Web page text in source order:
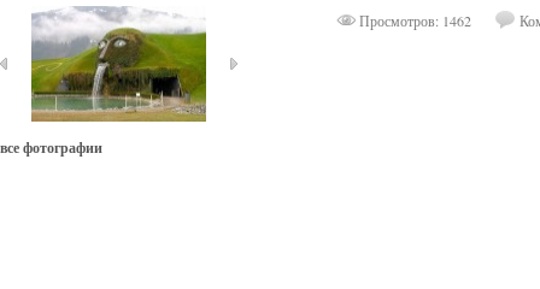
все фотографии
Просмотров: 1462